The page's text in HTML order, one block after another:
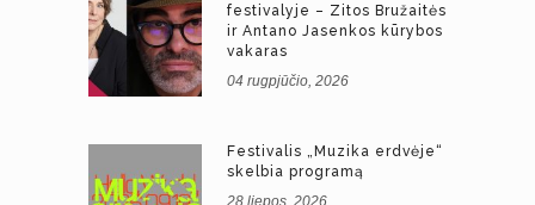
festivalyje – Zitos Bružaitės
ir Antano Jasenkos kūrybos
vakaras
04 rugpjūčio, 2026
Festivalis „Muzika erdvėje“
skelbia programą
28 liepos, 2026